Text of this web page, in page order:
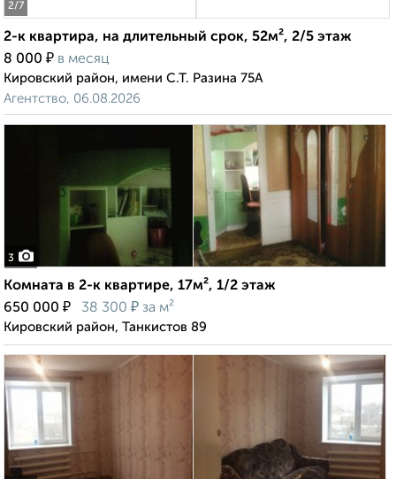
2/7
2-к квартира, на длительный срок, 52м², 2/5 этаж
8 000 ₽ в месяц
Кировский район, имени С.Т. Разина 75А
Агентство, 06.08.2026
3
Комната в 2-к квартире, 17м², 1/2 этаж
650 000 ₽ 38 300 ₽ за м²
Кировский район, Танкистов 89